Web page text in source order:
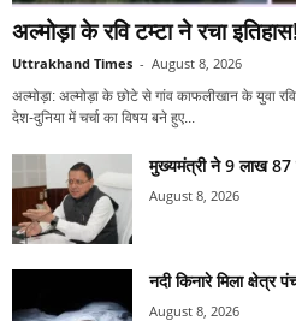
अल्मोड़ा के रवि टम्टा ने रचा
Uttrakhand Times - August 8, 2026
अल्मोड़ा: अल्मोड़ा के छोटे से गांव काफलीखान के युवा
देश-दुनिया में चर्चा का विषय बने हुए...
मुख्यमंत्री ने 9 लाख 87
August 8, 2026
नदी किनारे मिला
August 8, 2026